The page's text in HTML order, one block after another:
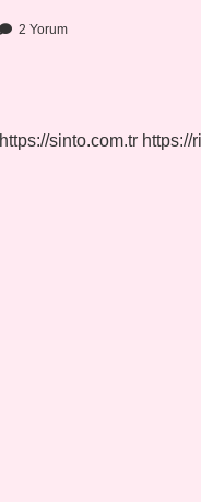
2 Yorum
https://sinto.com.tr https://